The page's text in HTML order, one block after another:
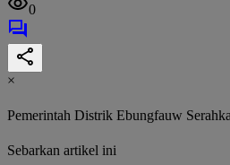
0
×
Pemerintah Distrik Ebungfauw
Sebarkan artikel ini